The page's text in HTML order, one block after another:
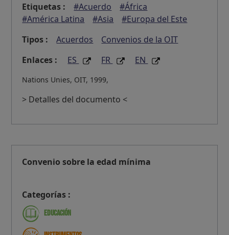
Etiquetas : #Acuerdo
#África
#América Latina
#Asia
#Europa del Este
Tipos :
Acuerdos
Convenios de la OIT
Enlaces :
ES FR EN
Nations Unies, OIT, 1999,
> Detalles del documento <
Convenio sobre la edad mínima
Categorías :
Educación